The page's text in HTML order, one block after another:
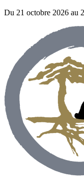
Du 21 octobre 2026 au